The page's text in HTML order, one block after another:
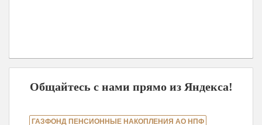
Общайтесь с нами прямо из Яндекса!
ГАЗФОНД ПЕНСИОННЫЕ НАКОПЛЕНИЯ АО НПФ